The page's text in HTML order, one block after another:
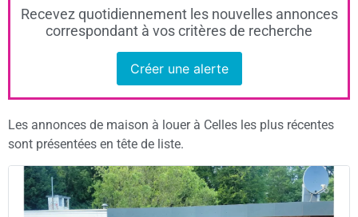
Recevez quotidiennement les nouvelles annonces
correspondant à vos critères de recherche
Créer une alerte
Les annonces de maison à louer à Celles les plus récentes
sont présentées en tête de liste.